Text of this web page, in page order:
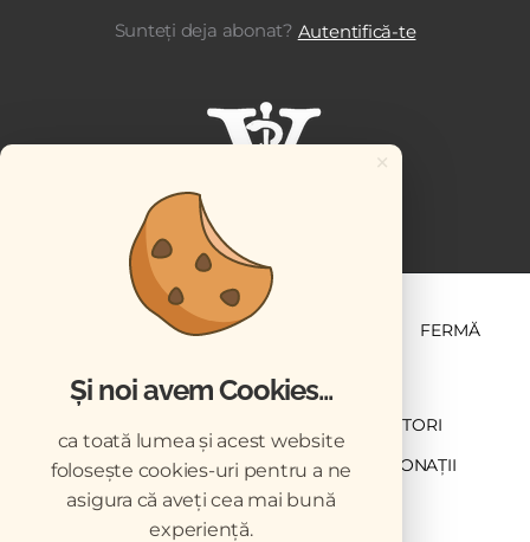
Sunteți deja abonat? Autentifică-te
ȘTIINȚĂ ȘI PRACTICĂ FERMĂ
CONTRIBUTORI
DESCĂRCĂRI ACREDITARE CMVRO DONAȚII
CHESTIONAR
×
Și noi avem Cookies...
ca toată lumea și acest website
folosește cookies-uri pentru a ne
asigura că aveți cea mai bună
experiență.